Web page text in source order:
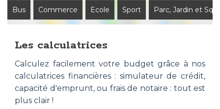
Bus Commerce Ecole Sport Parc, Jardin et
Les calculatrices
Calculez facilement votre budget grâce à nos
calculatrices financières : simulateur de crédit,
capacité d'emprunt, ou frais de notaire : tout est
plus clair !